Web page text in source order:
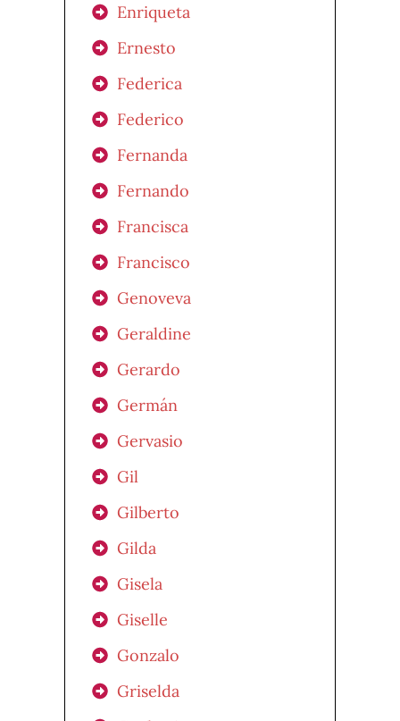
Enriqueta
Ernesto
Federica
Federico
Fernanda
Fernando
Francisca
Francisco
Genoveva
Geraldine
Gerardo
Germán
Gervasio
Gil
Gilberto
Gilda
Gisela
Giselle
Gonzalo
Griselda